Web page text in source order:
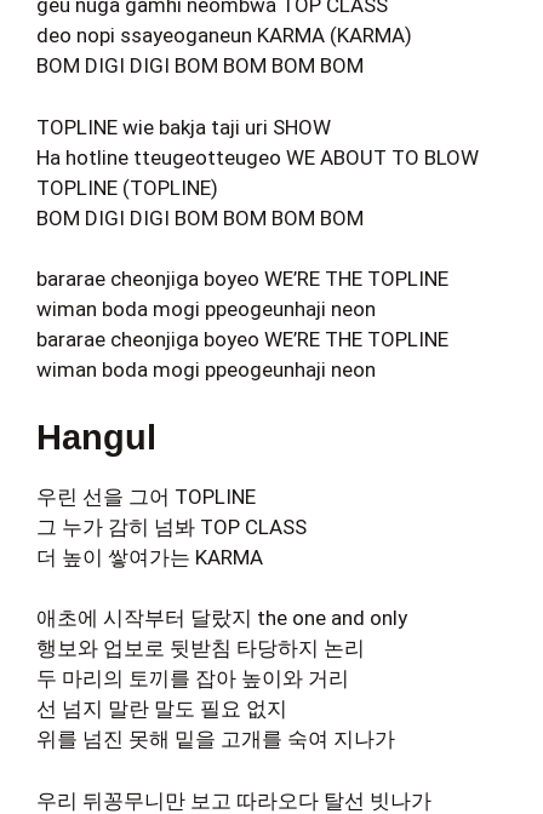
geu nuga gamhi neombwa TOP CLASS
deo nopi ssayeoganeun KARMA (KARMA)
BOM DIGI DIGI BOM BOM BOM BOM
TOPLINE wie bakja taji uri SHOW
Ha hotline tteugeotteugeo WE ABOUT TO BLOW
TOPLINE (TOPLINE)
BOM DIGI DIGI BOM BOM BOM BOM
bararae cheonjiga boyeo WE’RE THE TOPLINE
wiman boda mogi ppeogeunhaji neon
bararae cheonjiga boyeo WE’RE THE TOPLINE
wiman boda mogi ppeogeunhaji neon
Hangul
우린 선을 그어 TOPLINE
그 누가 감히 넘봐 TOP CLASS
더 높이 쌓여가는 KARMA
애초에 시작부터 달랐지 the one and only
행보와 업보로 뒷받침 타당하지 논리
두 마리의 토끼를 잡아 높이와 거리
선 넘지 말란 말도 필요 없지
위를 넘진 못해 밑을 고개를 숙여 지나가
우리 뒤꽁무니만 보고 따라오다 탈선 빗나가